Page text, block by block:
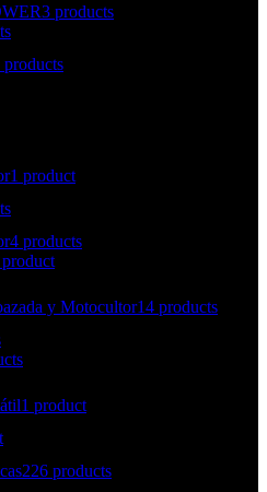
3 products
products
1 product
4 products
product
y Motocultor14 products
1 product
226 products